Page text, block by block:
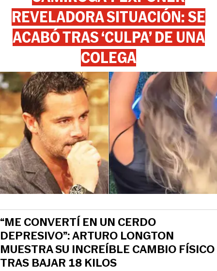
REVELADORA SITUACIÓN: SE
ACABÓ TRAS ‘CULPA’ DE UNA
COLEGA
“ME CONVERTÍ EN UN CERDO
DEPRESIVO”: ARTURO LONGTON
MUESTRA SU INCREÍBLE CAMBIO FÍSICO
TRAS BAJAR 18 KILOS